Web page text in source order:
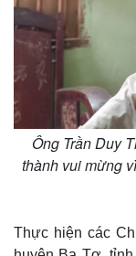
Ông Trần Duy
thành vui mừng
Thực hiện các